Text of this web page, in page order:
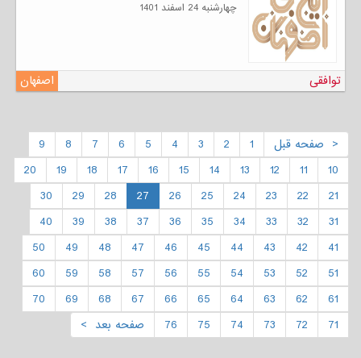
چهارشنبه 24 اسفند 1401
اصفهان توافقی
< صفحه قبل 1
2
3
4
5
6
7
8
9
10
11
12
13
14
15
16
17
18
19
20
21
22
23
24
25
26
27
28
29
30
31
32
33
34
35
36
37
38
39
40
41
42
43
44
45
46
47
48
49
50
51
52
53
54
55
56
57
58
59
60
61
62
63
64
65
66
67
68
69
70
71
72
73
74
75
76 صفحه بعد >